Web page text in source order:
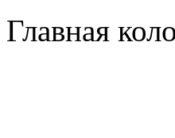
Главная